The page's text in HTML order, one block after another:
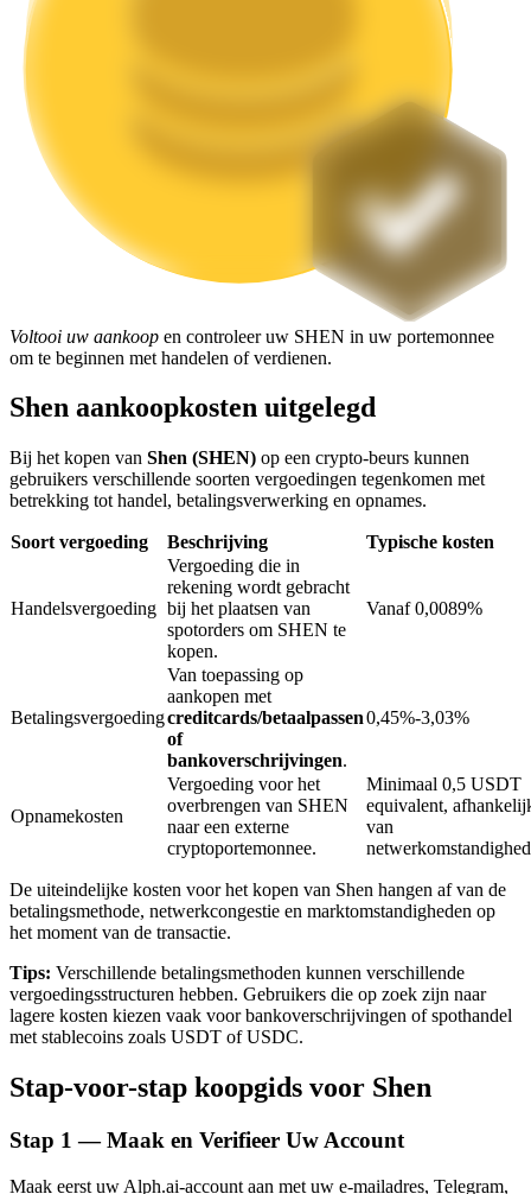
Flexibel staken om populaire tokens te verdienen.
BTR-vergrendelingen
Exclusieve beleggingen voor BTR-houders
Leningen
Door crypto ondersteunde leenservice
Voltooi uw aankoop en controleer uw SHEN in uw portemonnee
om te beginnen met handelen of verdienen.
Shen aankoopkosten uitgelegd
Bij het kopen van Shen (SHEN) op een crypto-beurs kunnen
gebruikers verschillende soorten vergoedingen tegenkomen met
betrekking tot handel, betalingsverwerking en opnames.
Soort vergoeding Beschrijving Typische kosten
Handelsvergoeding
Vergoeding die in
rekening wordt gebracht
bij het plaatsen van
spotorders om SHEN te
kopen.
Vanaf 0,0089%
Betalingsvergoeding
Van toepassing op
aankopen met
creditcards/betaalpassen
of
bankoverschrijvingen.
0,45%-3,03%
Opnamekosten
Vergoeding voor het
overbrengen van SHEN
naar een externe
cryptoportemonnee.
Minimaal 0,5 USDT
equivalent,
van
De uiteindelijke kosten voor het kopen van Shen hangen af van de
betalingsmethode, netwerkcongestie en marktomstandigheden op
het moment van de transactie.
Tips: Verschillende betalingsmethoden kunnen verschillende
vergoedingsstructuren hebben. Gebruikers die op zoek zijn naar
lagere kosten kiezen vaak voor bankoverschrijvingen of spothandel
met stablecoins zoals USDT of USDC.
Stap-voor-stap koopgids voor Shen
Stap 1 —Maak en Verifieer Uw Account
Maak eerst uw Alph.ai-account aan met uw e-mailadres, Telegram,